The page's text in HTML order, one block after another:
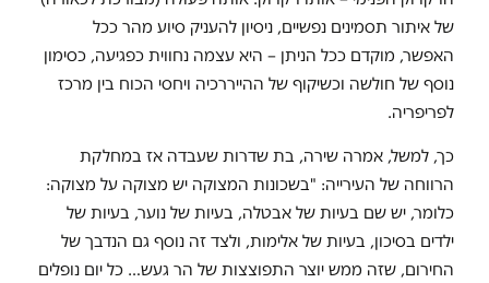
של איתור תסמינים נפשיים, ניסיון להעניק סיוע מהר ככל
האפשר, מוקדם ככל הניתן – היא עצמה נחווית כפגיעה, כסימון
נוסף של חולשה וכשיקוף של ההייררכיה ויחסי הכוח בין מרכז
לפריפריה.
כך, למשל, אמרה שירה, בת שדרות שעבדה אז במחלקת
הרווחה של העירייה: "בשכונות המצוקה יש מצוקה על מצוקה:
כלומר, יש שם בעיות של אבטלה, בעיות של נוער, בעיות של
ילדים בסיכון, בעיות של אלימות, ולצד זה נוסף גם הנדבך של
החירום, שזה ממש יוצר התפוצצות של הר געש… כל יום נופלים